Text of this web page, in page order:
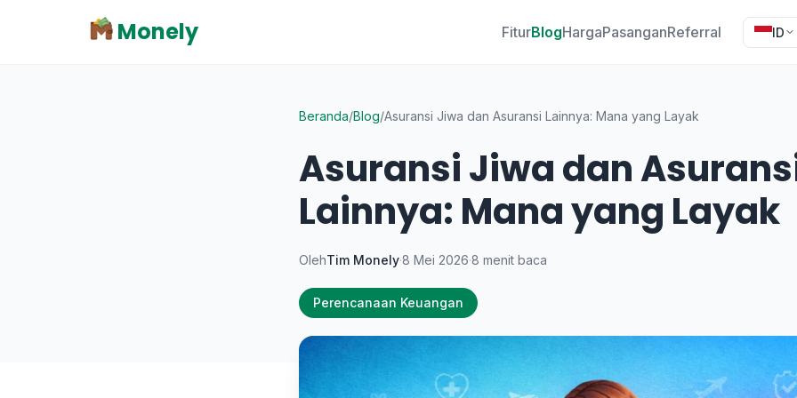
Monely FiturBlogHargaPasanganReferral ID
Beranda/Blog/Asuransi Jiwa dan Asuransi Lainnya: Mana yang Layak
Asuransi Jiwa dan
Lainnya: Mana yang Layak
OlehTim Monely·8 Mei 2026·8 menit baca
Perencanaan Keuangan